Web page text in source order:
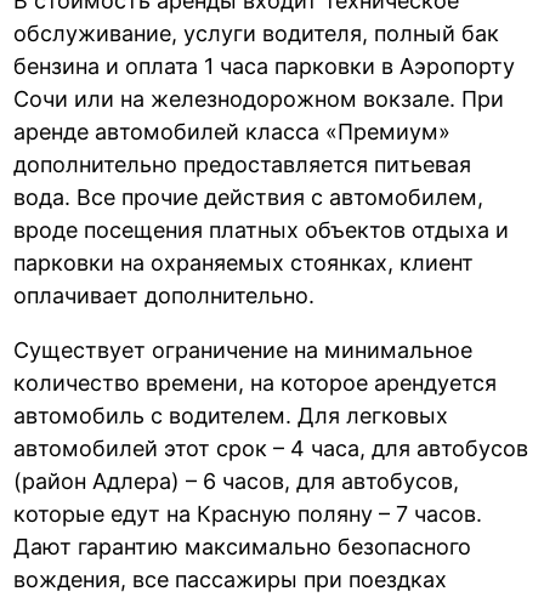
обслуживание, услуги водителя, полный бак
бензина и оплата 1 часа парковки в Аэропорту
Сочи или на железнодорожном вокзале. При
аренде автомобилей класса «Премиум»
дополнительно предоставляется питьевая
вода. Все прочие действия с автомобилем,
вроде посещения платных объектов отдыха и
парковки на охраняемых стоянках, клиент
оплачивает дополнительно.
Существует ограничение на минимальное
количество времени, на которое арендуется
автомобиль с водителем. Для легковых
автомобилей этот срок – 4 часа, для автобусов
(район Адлера) – 6 часов, для автобусов,
которые едут на Красную поляну – 7 часов.
Дают гарантию максимально безопасного
вождения, все пассажиры при поездках